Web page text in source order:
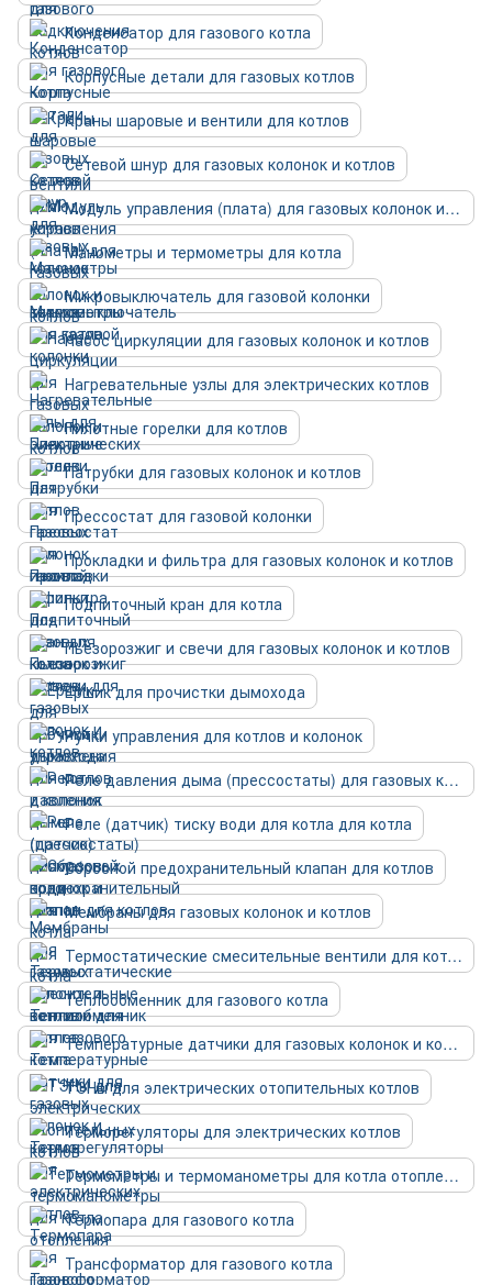
Конденсатор для газового котла
Корпусные детали для газовых котлов
Краны шаровые и вентили для котлов
Сетевой шнур для газовых колонок и котлов
Модуль управления (плата) для газовых колонок и котлов
Манометры и термометры для котла
Микровыключатель для газовой колонки
Насос циркуляции для газовых колонок и котлов
Нагревательные узлы для электрических котлов
Пилотные горелки для котлов
Патрубки для газовых колонок и котлов
Прессостат для газовой колонки
Прокладки и фильтра для газовых колонок и котлов
Подпиточный кран для котла
Пьезорозжиг и свечи для газовых колонок и котлов
Ёршик для прочистки дымохода
Ручки управления для котлов и колонок
Реле давления дыма (прессостаты) для газовых колонок и котлов
Реле (датчик) тиску води для котла для котла
Сбросной предохранительный клапан для котлов
Мембраны для газовых колонок и котлов
Термостатические смесительные вентили для котлов
Теплообменник для газового котла
Температурные датчики для газовых колонок и котлов
ТЭНы для электрических отопительных котлов
Терморегуляторы для электрических котлов
Термометры и термоманометры для котла отопления
Термопара для газового котла
Трансформатор для газового котла